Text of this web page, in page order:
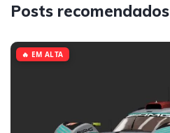
Posts recomendados
🔥 EM ALTA